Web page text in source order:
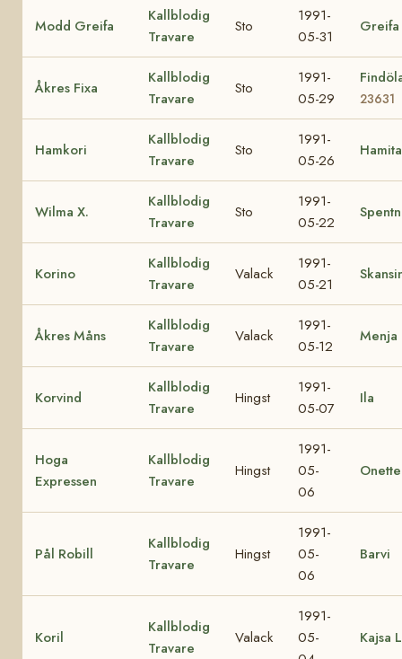
Modd Greifa
Kallblodig
Travare
Sto
1991-
05-31
Greifa
Åkres Fixa
Kallblodig
Travare
Sto
1991-
05-29
23631
Hamkori
Kallblodig
Travare
Sto
1991-
05-26
Hamita
Wilma X.
Kallblodig
Travare
Sto
1991-
05-22
Korino
Kallblodig
Travare
Valack
1991-
05-21
Åkres Måns
Kallblodig
Travare
Valack
1991-
05-12
Menja
Korvind
Kallblodig
Travare
Hingst
1991-
05-07
Ila
Hoga
Expressen
Kallblodig
Travare
Hingst
1991-
05-
06
Pål Robill
Kallblodig
Travare
Hingst
1991-
05-
06
Barvi
Koril
Kallblodig
Travare
Valack
1991-
05-
Kajsa